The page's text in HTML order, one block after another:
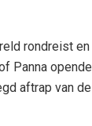
rondreist en
Panna opende
aftrap van de